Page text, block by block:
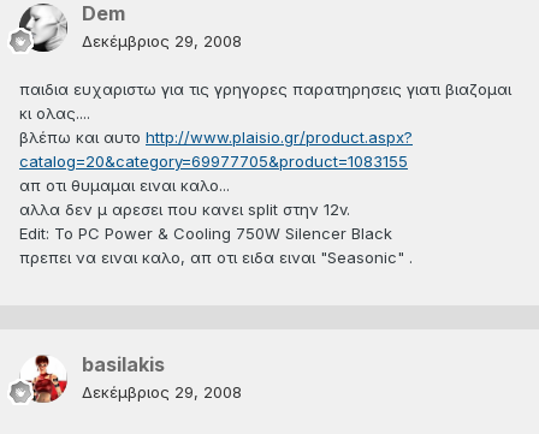
Dem
Δεκέμβριος 29, 2008
παιδια ευχαριστω για τις γρηγορες παρατηρησεις γιατι βιαζομαι
κι ολας....
βλέπω και αυτο http://www.plaisio.gr/product.aspx?
catalog=20&category=69977705&product=1083155
απ οτι θυμαμαι ειναι καλο...
αλλα δεν μ αρεσει που κανει split στην 12v.
Edit: To PC Power & Cooling 750W Silencer Black
πρεπει να ειναι καλο, απ οτι ειδα ειναι "Seasonic" .
basilakis
Δεκέμβριος 29, 2008